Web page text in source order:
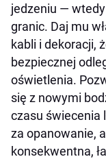
jedzeniu —
granic. Daj mu
kabli i dekoracji,
bezpiecznej
oświetlenia.
się z nowymi
czasu świecenia
za opanowanie,
konsekwentna,